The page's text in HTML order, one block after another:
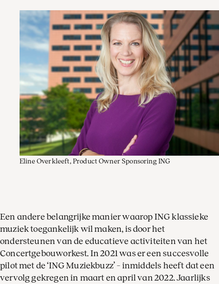
Eline Overkleeft, Product Owner Sponsoring ING
Een andere belangrijke manier waarop ING klassieke
muziek toegankelijk wil maken, is door het
ondersteunen van de educatieve activiteiten van het
Concertgebouworkest. In 2021 was er een succesvolle
pilot met de ‘ING Muziekbuzz’ – inmiddels heeft dat een
vervolg gekregen in maart en april van 2022. Jaarlijks